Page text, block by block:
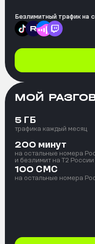
Безлимитный трафик на
МОЙ
5 ГБ
трафика каждый месяц
200 минут
на остальные номера
и безлимит на T2 России
100 СМС
на остальные номера